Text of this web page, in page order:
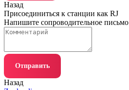
Назад
Присоединиться к станции как RJ
Напишите сопроводительное письмо
Отправить
Назад